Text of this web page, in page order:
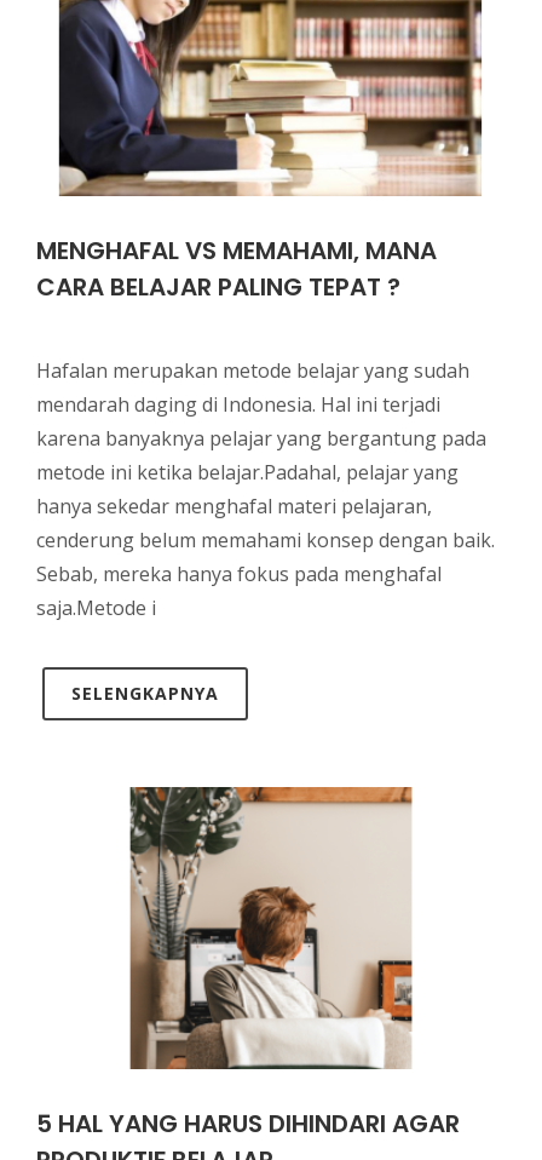
MENGHAFAL VS MEMAHAMI, MANA
CARA BELAJAR PALING TEPAT ?
Hafalan merupakan metode belajar yang sudah
mendarah daging di Indonesia. Hal ini terjadi
karena banyaknya pelajar yang bergantung pada
metode ini ketika belajar.Padahal, pelajar yang
hanya sekedar menghafal materi pelajaran,
cenderung belum memahami konsep dengan baik.
Sebab, mereka hanya fokus pada menghafal
saja.Metode i
SELENGKAPNYA
5 HAL YANG HARUS DIHINDARI AGAR